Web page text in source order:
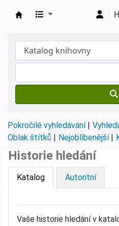
Pokročilé vyhledávání
Oblak štítků
Nejoblíbenější
Historie hledání
Katalog Autoritní
Vaše historie hledání v